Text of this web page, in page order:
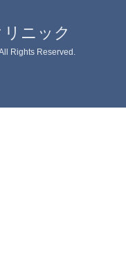
ニック
All Rights Reserved.